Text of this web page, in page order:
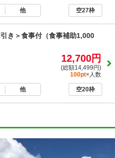
他 空27枠
き＞食事付（食事補助1,000
12,700円
(総額14,499円)
100pt×人数
他 空20枠